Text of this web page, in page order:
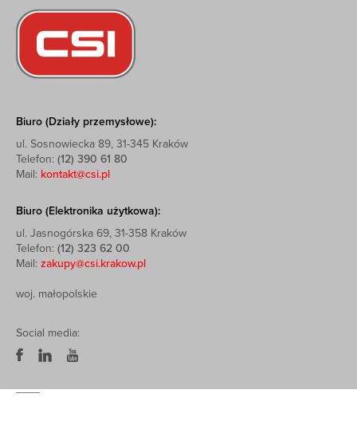
Biuro (Działy przemysłowe):
ul. Sosnowiecka 89, 31-345 Kraków
Telefon: (12) 390 61 80
Mail: kontakt@csi.pl
Biuro (Elektronika użytkowa):
ul. Jasnogórska 69, 31-358 Kraków
Telefon: (12) 323 62 00
Mail: zakupy@csi.krakow.pl
woj. małopolskie
Social media: